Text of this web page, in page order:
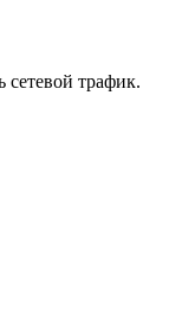
трафик.